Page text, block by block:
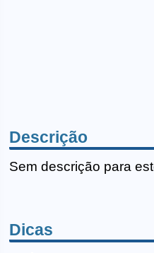
Descrição
Sem descrição para
Dicas